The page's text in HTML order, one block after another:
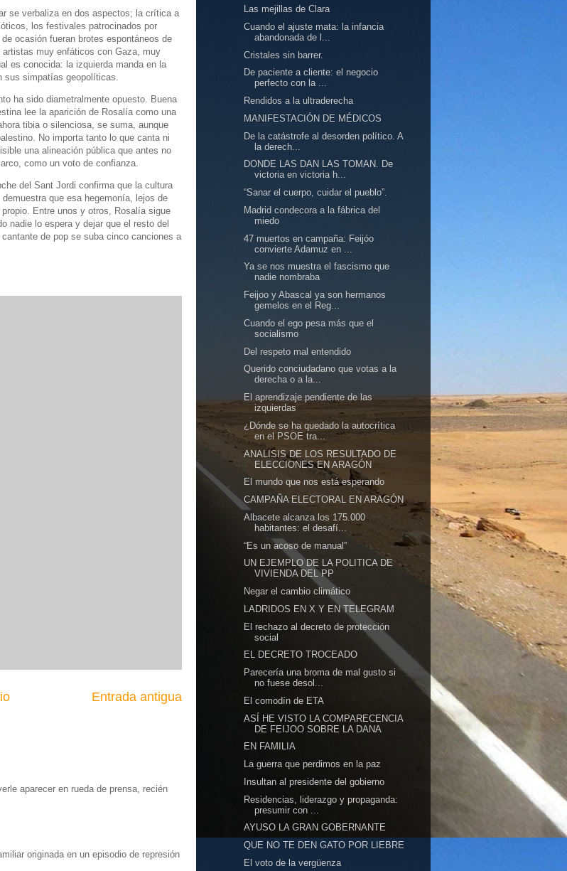
se verbaliza en dos aspectos; la crítica a
los festivales patrocinados por
ocasión fueran brotes espontáneos de
muy enfáticos con Gaza, muy
es conocida: la izquierda manda en la
sus simpatías geopolíticas.
ha sido diametralmente opuesto. Buena
lee la aparición de Rosalía como una
tibia o silenciosa, se suma, aunque
No importa tanto lo que canta ni
una alineación pública que antes no
como un voto de confianza.
del Sant Jordi confirma que la cultura
que esa hegemonía, lejos de
Entre unos y otros, Rosalía sigue
nadie lo espera y dejar que el resto del
de pop se suba cinco canciones a
Entrada antigua
aparecer en rueda de prensa, recién
originada en un episodio de represión
Las mejillas de Clara
Cuando el ajuste mata: la infancia
abandonada de l...
Cristales sin barrer.
De paciente a cliente: el negocio
perfecto con la ...
Rendidos a la ultraderecha
MANIFESTACIÓN DE MÉDICOS
De la catástrofe al desorden político. A
la derech...
DONDE LAS DAN LAS TOMAN. De
victoria en victoria h...
“Sanar el cuerpo, cuidar el pueblo”.
Madrid condecora a la fábrica del
miedo
47 muertos en campaña: Feijóo
convierte Adamuz en ...
Ya se nos muestra el fascismo que
nadie nombraba
Feijoo y Abascal ya son hermanos
gemelos en el Reg...
Cuando el ego pesa más que el
socialismo
Del respeto mal entendido
Querido conciudadano que votas a la
derecha o a la...
El aprendizaje pendiente de las
izquierdas
¿Dónde se ha quedado la autocrítica
en el PSOE tra...
ANALISIS DE LOS RESULTADO DE
ELECCIONES EN ARAGÓN
El mundo que nos está esperando
CAMPAÑA ELECTORAL EN ARAGÓN
Albacete alcanza los 175.000
habitantes: el desafí...
“Es un acoso de manual”
UN EJEMPLO DE LA POLITICA DE
VIVIENDA DEL PP
Negar el cambio climático
LADRIDOS EN X Y EN TELEGRAM
El rechazo al decreto de protección
social
EL DECRETO TROCEADO
Parecería una broma de mal gusto si
no fuese desol...
El comodín de ETA
ASÍ HE VISTO LA COMPARECENCIA
DE FEIJOO SOBRE LA DANA
EN FAMILIA
La guerra que perdimos en la paz
Insultan al presidente del gobierno
Residencias, liderazgo y propaganda:
presumir con ...
AYUSO LA GRAN GOBERNANTE
QUE NO TE DEN GATO POR LIEBRE
El voto de la vergüenza